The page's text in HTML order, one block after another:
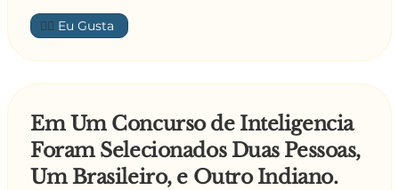
dizendo:
— Ai, amor! Pára, que eu quero fazer xixi!
Mesmo contrariado com o pedido, Ramon
concorda:
daqueles arbustos.
Mas o safadão já não conseguia se controlar...
Ele, nervoso e possuído pelo desejo, escuta o
👍🏼
Em Um Concurso de Inteligencia
Foram Selecionados Duas Pessoas,
Um Brasileiro, e Outro Indiano.